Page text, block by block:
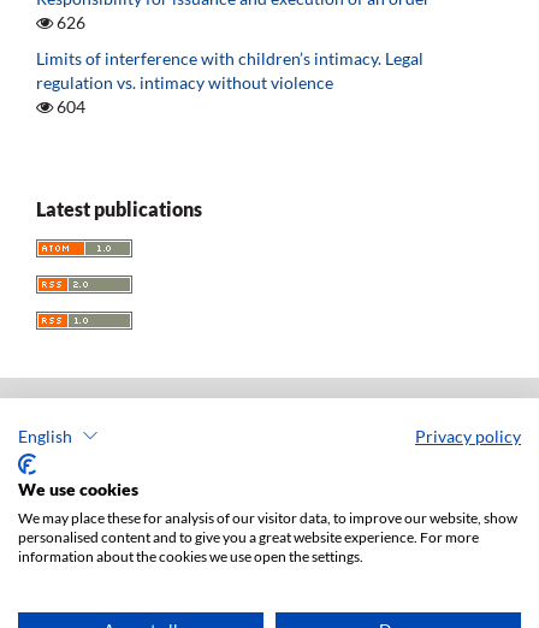
English Privacy policy
We use cookies
We may place these for analysis of our visitor data, to improve our website, show
personalised content and to give you a great website experience. For more
information about the cookies we use open the settings.
626
Limits of interference with children’s intimacy. Legal
regulation vs. intimacy without violence
604
Latest publications
Acta Universitatis Lodziensis. Folia Iuridica
ISSN: 0208-6069
Publisher: Lodz University Press (website)
Publisher's office: